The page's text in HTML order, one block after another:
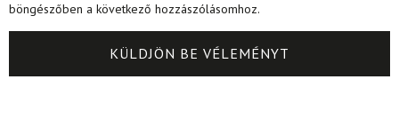
böngészőben a következő hozzászólásomhoz.